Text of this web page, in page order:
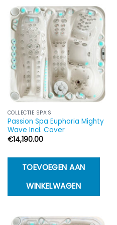
COLLECTIE SPA'S
Passion Spa Euphoria Mighty
Wave Incl. Cover
€14,190.00
TOEVOEGEN AAN
WINKELWAGEN